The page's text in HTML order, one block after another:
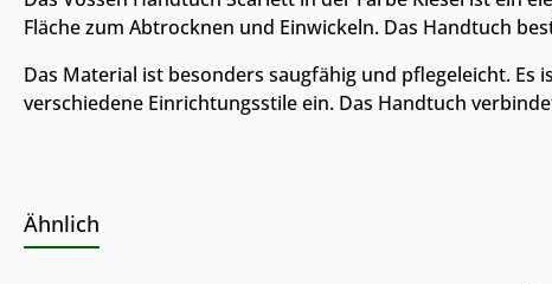
Fläche zum Abtrocknen und Einwickeln. Das Handtuch
Das Material ist besonders saugfähig und pflegeleicht.
verschiedene Einrichtungsstile ein. Das Handtuch
Ähnlich